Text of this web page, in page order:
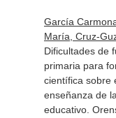
García
María, Cruz-
Dificultades de
primaria para
científica sobre
enseñanza de
educativo.